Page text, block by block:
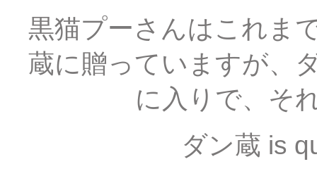
黒猫プーさんはこれま
蔵に贈っていますが、
に入りで、そ
ダン蔵 is